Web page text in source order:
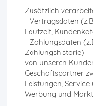
Zusätzlich
- Vertragsdaten
Laufzeit,
- Zahlungsdaten
Zahlungshistorie)
von unseren
Geschäftspartner
Leistungen,
Werbung und